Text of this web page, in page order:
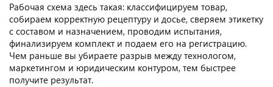
Рабочая схема здесь такая: классифицируем товар,
собираем корректную рецептуру и досье, сверяем этикетку
с составом и назначением, проводим испытания,
финализируем комплект и подаем его на регистрацию.
Чем раньше вы убираете разрыв между технологом,
маркетингом и юридическим контуром, тем быстрее
получите результат.